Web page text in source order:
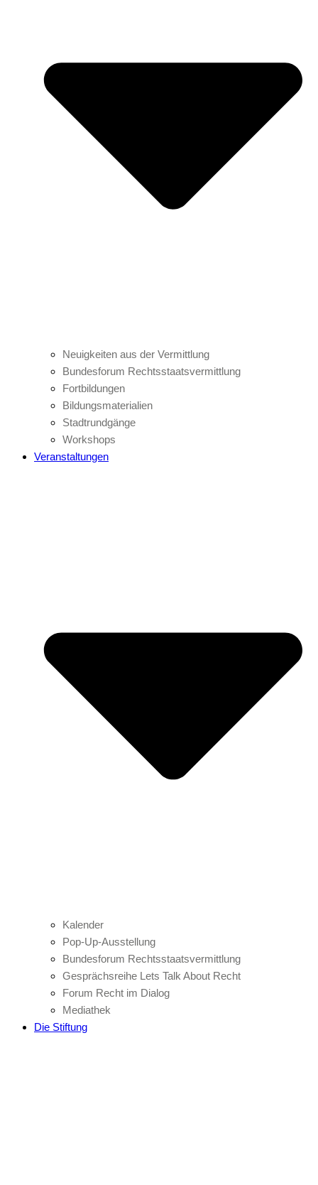
Neuigkeiten aus der Vermittlung
Bundesforum Rechtsstaatsvermittlung
Fortbildungen
Bildungsmaterialien
Stadtrundgänge
Workshops
Veranstaltungen
Kalender
Pop-Up-Ausstellung
Bundesforum Rechtsstaatsvermittlung
Gesprächsreihe Lets Talk About Recht
Forum Recht im Dialog
Mediathek
Die Stiftung